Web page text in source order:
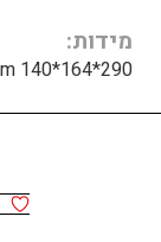
מידות
290*164*140 mm